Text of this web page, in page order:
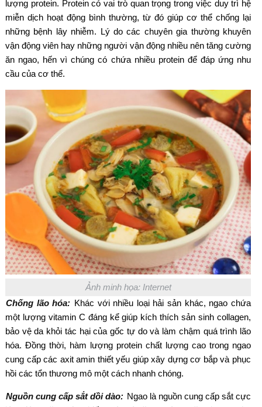
lượng protein. Protein có vai trò quan trọng trong việc duy trì hệ
miễn dịch hoạt động bình thường, từ đó giúp cơ thể chống lại
những bệnh lây nhiễm. Lý do các chuyên gia thường khuyên
vận động viên hay những người vận động nhiều nên tăng cường
ăn ngao, hến vì chúng có chứa nhiều protein để đáp ứng nhu
cầu của cơ thể.
Ảnh minh họa: Internet
Chống lão hóa: Khác với nhiều loại hải sản khác, ngao chứa
một lượng vitamin C đáng kể giúp kích thích sản sinh collagen,
bảo vệ da khỏi tác hại của gốc tự do và làm chậm quá trình lão
hóa. Đồng thời, hàm lượng protein chất lượng cao trong ngao
cung cấp các axit amin thiết yếu giúp xây dựng cơ bắp và phục
hồi các tổn thương mô một cách nhanh chóng.
Nguồn cung cấp sắt dồi dào: Ngao là nguồn cung cấp sắt cực